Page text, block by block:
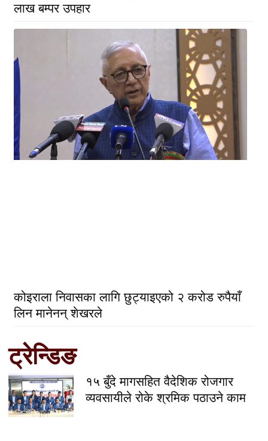
लाख बम्पर उपहार
कोइराला निवासका लागि छुट्याइएको २ करोड रुपैयाँ
लिन मानेनन् शेखरले
ट्रेन्डिङ
१५ बुँदे मागसहित वैदेशिक रोजगार
व्यवसायीले रोके श्रमिक पठाउने काम